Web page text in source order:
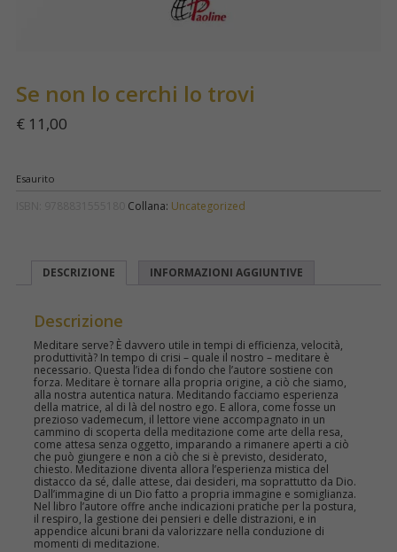
Se non lo cerchi lo trovi
€11,00
Esaurito
Collana: Uncategorized
DESCRIZIONE INFORMAZIONI AGGIUNTIVE
Descrizione
Meditare serve? È davvero utile in tempi di efficienza, velocità,
produttività? In tempo di crisi – quale il nostro – meditare è
necessario. Questa l’idea di fondo che l’autore sostiene con
forza. Meditare è tornare alla propria origine, a ciò che siamo,
alla nostra autentica natura. Meditando facciamo esperienza
della matrice, al di là del nostro ego. E allora, come fosse un
prezioso vademecum, il lettore viene accompagnato in un
cammino di scoperta della meditazione come arte della resa,
come attesa senza oggetto, imparando a rimanere aperti a ciò
che può giungere e non a ciò che si è previsto, desiderato,
chiesto. Meditazione diventa allora l’esperienza mistica del
distacco da sé, dalle attese, dai desideri, ma soprattutto da Dio.
Dall’immagine di un Dio fatto a propria immagine e somiglianza.
Nel libro l’autore offre anche indicazioni pratiche per la postura,
il respiro, la gestione dei pensieri e delle distrazioni, e in
appendice alcuni brani da valorizzare nella conduzione di
momenti di meditazione.